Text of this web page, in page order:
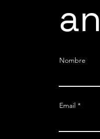
Nombre
Email